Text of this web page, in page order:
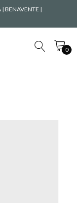
| BENAVENTE |
0